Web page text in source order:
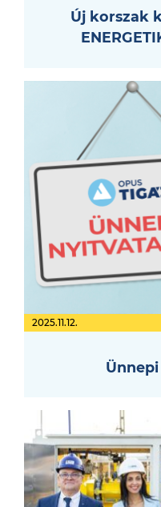
Új korszak
2025.11.12.